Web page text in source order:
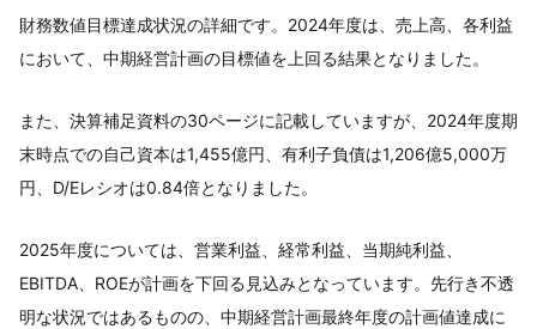
財務数値目標達成状況の詳細です。2024年度は、売上高、各利益
において、中期経営計画の目標値を上回る結果となりました。
また、決算補足資料の30ページに記載していますが、2024年度期
末時点での自己資本は1,455億円、有利子負債は1,206億5,000万
円、D/Eレシオは0.84倍となりました。
2025年度については、営業利益、経常利益、当期純利益、
EBITDA、ROEが計画を下回る見込みとなっています。先行き不透
明な状況ではあるものの、中期経営計画最終年度の計画値達成に